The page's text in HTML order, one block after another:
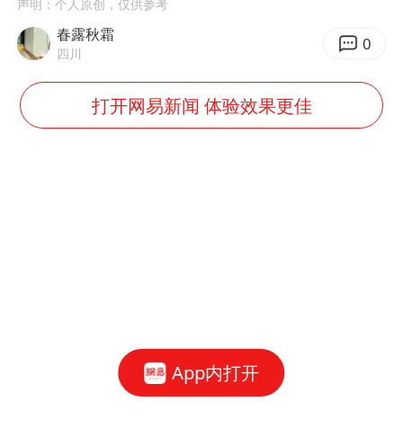
声明：个人原创，仅供参考
春露秋霜
四川 0
打开网易新闻 体验效果更佳
App内打开